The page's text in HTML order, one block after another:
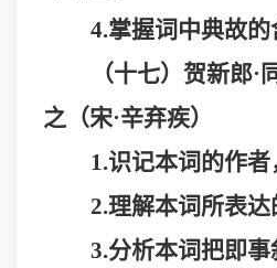
4.掌握词中典故的
（十七）贺新郎·
之（宋·辛弃疾）
1.识记本词的作者
2.理解本词所表达
3.分析本词把即